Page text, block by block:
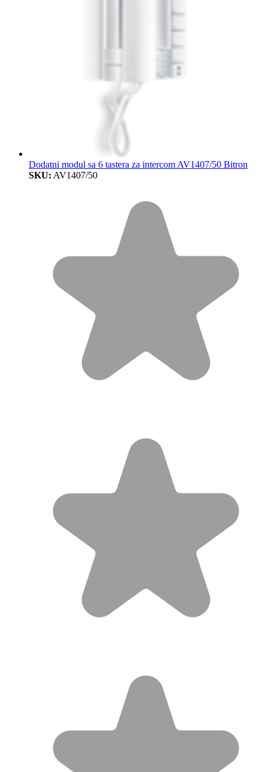
Dodatni modul sa 6 tastera za intercom AV1407/50 Bitron
SKU: AV1407/50